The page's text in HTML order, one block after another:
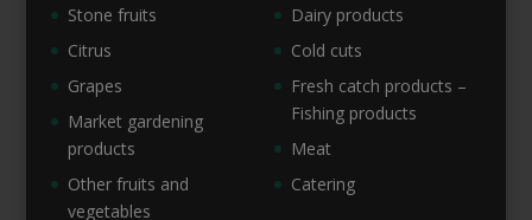
Stone fruits
Citrus
Grapes
Market gardening
products
Other fruits and
vegetables
Dairy products
Cold cuts
Fresh catch products –
Fishing products
Meat
Catering